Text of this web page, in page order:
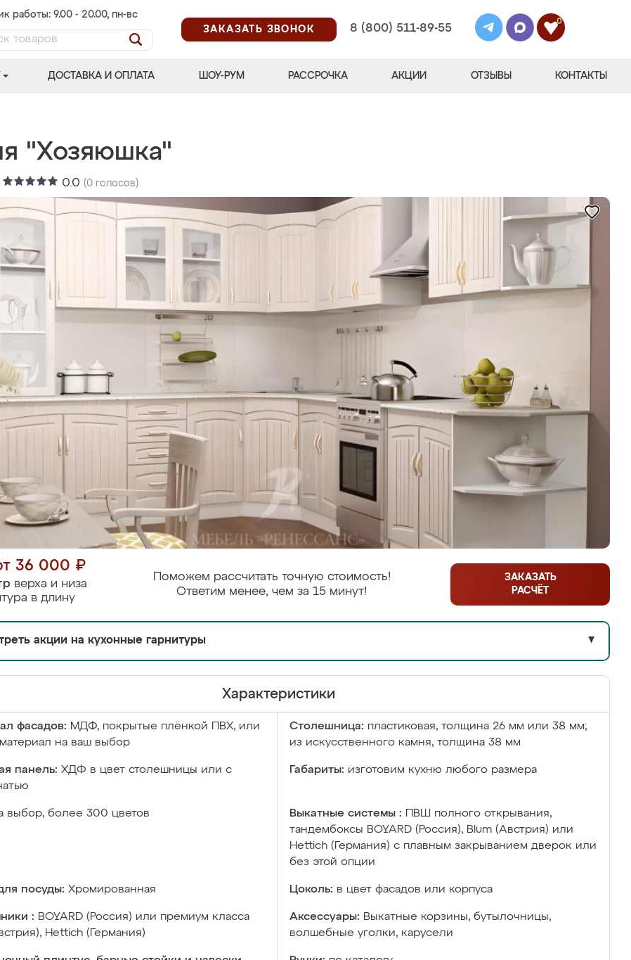
работы: 9.00 - 20.00, пн-вс
ЗАКАЗАТЬ ЗВОНОК
8 (800) 511-89-55
0
ДОСТАВКА И ОПЛАТА ШОУ-РУМ РАССРОЧКА АКЦИИ ОТЗЫВЫ КОНТАКТЫ
"Хозяюшка"
0.0 (0 голосов)
36 000 ₽
верха и низа
в длину
Поможем рассчитать точную стоимость!
Ответим менее, чем за 15 минут!
ЗАКАЗАТЬ
РАСЧЁТ
акции на кухонные гарнитуры ▼
Характеристики
фасадов: МДФ, покрытые плёнкой ПВХ, или
на ваш выбор
Столешница: пластиковая, толщина 26 мм или 38 мм;
из искусственного камня, толщина 38 мм
панель: ХДФ в цвет столешницы или с
Габариты: изготовим кухню любого размера
выбор, более 300 цветов Выкатные системы :
ПВШ полного открывания,
тандембоксы BOYARD (Россия), Blum (Австрия) или
Hettich (Германия) с плавным закрыванием дверок или
без этой опции
посуды: Хромированная Цоколь: в цвет фасадов или корпуса
: BOYARD (Россия) или премиум класса
Hettich (Германия)
Аксессуары: Выкатные корзины, бутылочницы,
волшебные уголки, карусели